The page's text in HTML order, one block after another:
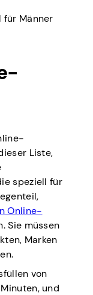
für Männer
Liste,
speziell für
Online-
Sie müssen
Marken
von
und